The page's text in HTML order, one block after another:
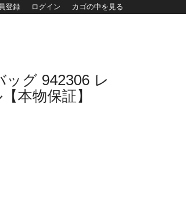
登録 ログイン カゴの中を見る
グ 942306 レ
本物保証】